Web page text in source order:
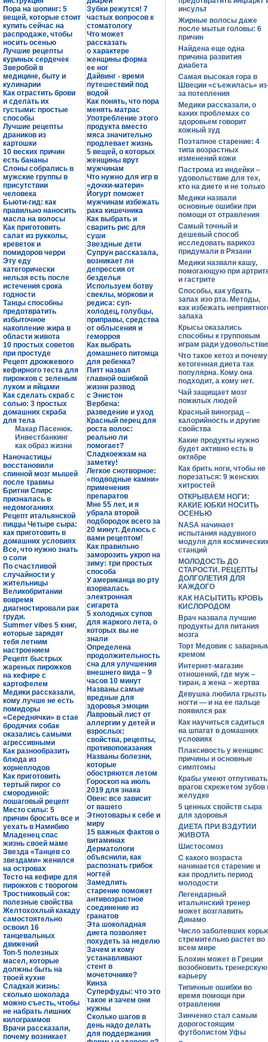
инсульт
Жирные волосы даже
после мытья головы: 6
причин
Найдена еще одна
причина развития
диабета
Самая высокая гора в
Швеции «съежилась»
за потепления
Медики рассказали, о
каких проблемах со
здоровьем говорит
кожный зуд
Поэтапное старение: 4
типа возрастных
изменений кожи
Пастрома из индейки –
удовольствие для тех,
кто на диете и не только
Медики назвали
основные ошибки при
помощи от отравления
Самый точный и
дешевый способ
исследовать варикоз
придумали в Рязани
Медики назвали кашу,
помогающую при
и гастрите
Способы, как убрать
запах изо рта. Методы,
как избежать
запаха
Крысы оказались
способны к групповым
играм ради
Что такое кетоз и почему
кетогенная диета так
популярна. Кому она
подходит, а кому нет.
Чай защищает мозг
пожилых людей
Красный виноград –
калорийность и другие
свойства
Какие продукты нужно
будет активно есть в
октябре
Как брить ноги, чтобы не
порезаться: 9 женских
хитростей
ОТКРЫВАЕМ НОГИ:
КАКИЕ ЮБКИ НОСИТЬ
ОСЕНЬЮ
NASA начинает
испытания надувного
модуля для
станций
МОЛОДОСТЬ ДО
СТАРОСТИ. РЕЦЕПТЫ
ДОЛГОЛЕТИЯ ДЛЯ
КАЖДОГО
КАК НАСЫТИТЬ КРОВЬ
КИСЛОРОДОМ
Врач назвала лучшие
продукты для питания
мозга
Торт Медовик с
кремом
Интернет-магазин
отношений, где муж –
тиран, а жена – жертва
Девушка любила грызть
ногти — и на ее пальце
появился рак
Как научиться садиться
на шпагат в домашних
условиях
Плаксивость у женщин:
причины и основные
симптомы
Крабы умеют отпугивать
врагов скрежетом зубов
желудке
5 ценных свойств сыра
для здоровья
ДИЕТА ПРИ ВЗДУТИИ
ЖИВОТА
Шистосомоз
С какого возраста
начинается старение и
как продлить период
молодости
Легендарный
итальянский тренер
может возглавить
Динамо
Число заболевших
стремительно растет во
всем мире
Блохин может в Греции
возобновить тренерскую
карьеру
Типичные ошибки во
время помощи при
отравлении
Зинченко стал самым
дорогостоящим
футболистом Уфы
Пора на шопинг: 5
вещей, которые стоит
купить сейчас на
распродаже, чтобы
носить осенью
Лучшие рецепты
куриных сердечек
Зверобой в
медицине, быту и
кулинарии
Как отрастить брови
и сделать их
густыми: простые
способы
Лучшие рецепты
драников из
картошки
10 веских причин
есть бананы
Слоны собрались в
мужские группы в
присутствии
человека
Бьюти-гид: как
правильно наносить
масла на волосы
Как приготовить
салат из рукколы,
креветок и
помидоров черри
Эту еду
категорически
нельзя есть после
истечения срока
годности
Танцы способны
предотвратить
избыточное
накопление жира в
области живота
10 простых советов
при простуде
Рецепт дрожжевого
кефирного теста для
пирожков с зеленым
луком и яйцами
Как сделать скраб с
солью: 3 простых
домашних скраба
для тела
Макар Пасенюк.
Инвестбанкинг
как образ жизни
Наночастицы
восстановили
спинной мозг мышей
после травмы
Бритни Спирс
призналась в
недомоганиях
Рецепт итальянской
пиццы Четыре сыра:
как приготовить в
домашних условиях
Все, что нужно знать
о соли
По счастливой
случайности у
жительницы
Великобритании
вовремя
диагностировали рак
груди.
Summer vibes 5 книг,
которые зарядят
тебя летним
настроением
Рецепт быстрых
жареных пирожков
на кефире с
картофелем
Медики рассказали,
кому лучше не есть
помидоры
«Середнячки» в стае
бродячих собак
оказались самыми
агрессивными
Как разнообразить
блюда из
корнеплодов
Как приготовить
тертый пирог со
смородиной:
пошаговый рецепт
Место силы: 5
причин бросить все и
уехать в Намибию
Младенец спас
жизнь своей маме
Звезда «Танцев со
звездами» женился
на островах
Тесто на кефире для
пирожков с творогом
Тростниковый сок:
полезные свойства
Желтохохлый какаду
самостоятельно
освоил 16
танцевальных
движений
Топ-5 полезных
масел, которые
должны быть на
твоей кухне
Сладкая жизнь:
сколько шоколада
можно съесть, чтобы
не набрать лишних
килограммов
Врачи рассказали,
почему возникает
Зубки режутся! 7
частых вопросов к
стоматологу
Что может
рассказать
о характере
женщины форма
ее ног
Дайвинг - время
путешествий под
водой
Как понять, что пора
менять матрас
Употребление этого
продукта вместо
мяса значительно
продлевает жизнь
5 вещей, о которых
женщины врут
мужчинам
Что нужно для игр в
«дочки-матери»
Йогурт поможет
мужчинам избежать
рака кишечника
Как выбрать и
сварить рис для
суши
Звездные дети
Супрун рассказала,
возникает ли
депрессия от
безделья
Используем ботву
свеклы, моркови и
редиса: суп-
холодец, голубцы,
приправы, средства
от облысения и
геморроя
Как выбрать
домашнего питомца
для ребенка?
Питт назвал
главной ошибкой
жизни развод
с Энистон
Вербена:
разведение и уход
Красный перец для
роста волос:
реально ли
помогает?
Сладкоежкам на
заметку!
Легкое снотворное:
«подводные камни»
применения
препаратов
Мне 55 лет, и я
убрала второй
подбородок всего за
20 минут. Делюсь с
вами рецептом!
Как правильно
заморозить укроп на
зиму: три простых
способа
У американца во рту
взорвалась
электронная
сигарета
5 холодных супов
для жаркого лета, о
которых вы не
знали
Определена
продолжительность
сна для улучшения
внешнего вида – 9
часов 10 минут
Названы самые
вредные для
здоровья эмоции
Лавровый лист от
аллергии у детей и
взрослых:
свойства, рецепты,
противопоказания
Названы болезни,
которые
обостряются летом
Гороскоп на июль
2019 для знака
Овен: все зависит
от вашего
Этнотовары к себе и
миру
15 важных фактов о
витаминах
Дерматологи
объяснили, как
распознать грибок
ногтей
Замедлить
старение поможет
антивозрастное
соединение из
гранатов
Эта шоколадная
диета позволяет
похудеть за неделю
Зачем и кому
устанавливают
стент в
мочеточнике?
Кинза
Суперфуды: что это
такое и зачем они
нужны
Сколько шагов в
день надо делать
для поддержания